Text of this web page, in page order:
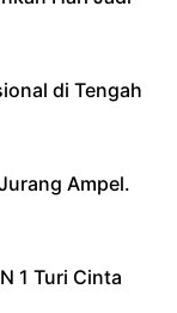
di Tengah
Ampel.
1 Turi Cinta